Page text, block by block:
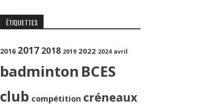
ÉTIQUETTES
2016 2017 2018 2019 2022 2024 avril
badminton BCES
club compétition créneaux